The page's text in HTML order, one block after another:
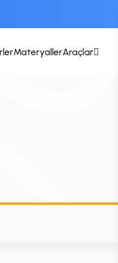
MateryallerAraçlar